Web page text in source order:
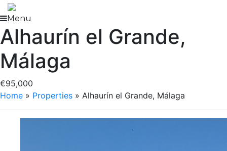
Skip
to
content
Menu
Alhaurín el Grande,
Málaga
€95,000
Home » Properties » Alhaurín el Grande, Málaga